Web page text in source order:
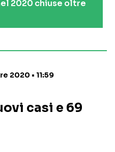
2020 chiuse oltre
2020 • 11:59
casi e 69